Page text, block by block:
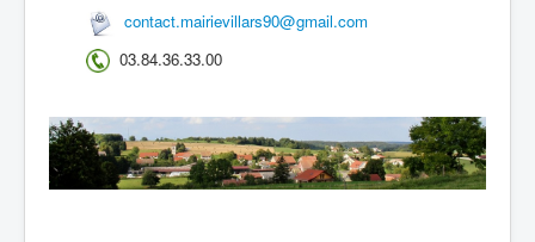
contact.mairievillars90@gmail.com
03.84.36.33.00